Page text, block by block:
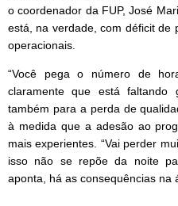
o coordenador da FUP, José
está, na verdade, com déficit de
operacionais.
“Você pega o número de
claramente que está faltando
também para a perda de
à medida que a adesão ao
mais experientes. “Vai perder
isso não se repõe da noite
aponta, há as consequências na